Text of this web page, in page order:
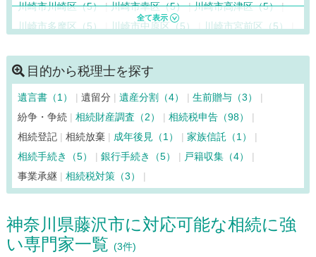
川崎市川崎区（5） 川崎市幸区（5） 川崎市高津区（5）
川崎市多摩区（5）
川崎市中原区（5）
川崎市宮前区（5）
相模原市南区（5）
寒川町（3）
茅ヶ崎市（3） 中井町（3） 二宮町（3） 箱根町（3）
秦野市（3）
葉山町（5） 平塚市（3） 藤沢市（3）
松田町（3）
真鶴町（3） 三浦市（5）
南足柄市（3）
山北町（3） 大和市（5） 湯河原町（3） 横須賀市（5）
横浜市青葉区（5） 横浜市旭区（5）
横浜市泉区（5）
横浜市磯子区（5）
横浜市神奈川区（6）
横浜市栄区（5） 横浜市瀬谷区（5）
横浜市都筑区（5）
横浜市鶴見区（5）
横浜市戸塚区（5）
目的から税理士を探す
遺言書（1） 遺留分 遺産分割（4）
生前贈与（3）
紛争・争続
相続財産調査（2）
相続税申告（98）
相続登記
相続放棄 成年後見（1）
家族信託（1）
相続手続き（5）
銀行手続き（5）
戸籍収集（4）
事業承継
相続税対策（3）
神奈川県藤沢市に対応可能な相続に強
い専門家一覧 (3件)